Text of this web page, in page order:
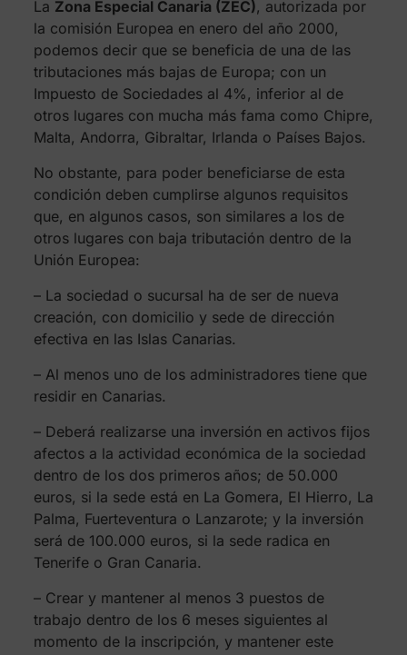
La Zona Especial Canaria (ZEC), autorizada por
la comisión Europea en enero del año 2000,
podemos decir que se beneficia de una de las
tributaciones más bajas de Europa; con un
Impuesto de Sociedades al 4%, inferior al de
otros lugares con mucha más fama como Chipre,
Malta, Andorra, Gibraltar, Irlanda o Países Bajos.
No obstante, para poder beneficiarse de esta
condición deben cumplirse algunos requisitos
que, en algunos casos, son similares a los de
otros lugares con baja tributación dentro de la
Unión Europea:
– La sociedad o sucursal ha de ser de nueva
creación, con domicilio y sede de dirección
efectiva en las Islas Canarias.
– Al menos uno de los administradores tiene que
residir en Canarias.
– Deberá realizarse una inversión en activos fijos
afectos a la actividad económica de la sociedad
dentro de los dos primeros años; de 50.000
euros, si la sede está en La Gomera, El Hierro, La
Palma, Fuerteventura o Lanzarote; y la inversión
será de 100.000 euros, si la sede radica en
Tenerife o Gran Canaria.
– Crear y mantener al menos 3 puestos de
trabajo dentro de los 6 meses siguientes al
momento de la inscripción, y mantener este